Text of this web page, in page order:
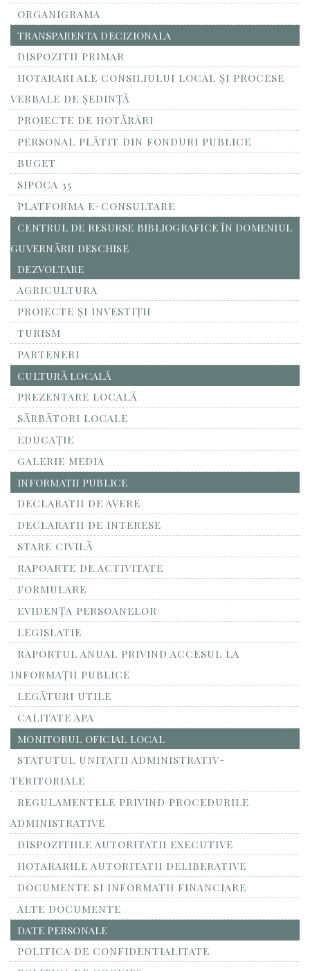
ORGANIGRAMA
TRANSPARENTA DECIZIONALA
DISPOZITII PRIMAR
HOTARARI ALE CONSILIULUI LOCAL ȘI PROCESE
VERBALE DE ȘEDINȚĂ
PROIECTE DE HOTĂRÂRI
PERSONAL PLĂTIT DIN FONDURI PUBLICE
BUGET
SIPOCA 35
PLATFORMA E-CONSULTARE
CENTRUL DE RESURSE BIBLIOGRAFICE ÎN DOMENIUL
GUVERNĂRII DESCHISE
DEZVOLTARE
AGRICULTURA
PROIECTE ȘI INVESTIȚII
TURISM
PARTENERI
CULTURĂ LOCALĂ
PREZENTARE LOCALĂ
SĂRBĂTORI LOCALE
EDUCAȚIE
GALERIE MEDIA
INFORMATII PUBLICE
DECLARATII DE AVERE
DECLARATII DE INTERESE
STARE CIVILĂ
RAPOARTE DE ACTIVITATE
FORMULARE
EVIDENȚA PERSOANELOR
LEGISLATIE
RAPORTUL ANUAL PRIVIND ACCESUL LA
INFORMAŢII PUBLICE
LEGĂTURI UTILE
CALITATE APA
MONITORUL OFICIAL LOCAL
STATUTUL UNITATII ADMINISTRATIV-
TERITORIALE
REGULAMENTELE PRIVIND PROCEDURILE
ADMINISTRATIVE
DISPOZITIILE AUTORITATII EXECUTIVE
HOTARARILE AUTORITATII DELIBERATIVE
DOCUMENTE SI INFORMATII FINANCIARE
ALTE DOCUMENTE
DATE PERSONALE
POLITICA DE CONFIDENTIALITATE